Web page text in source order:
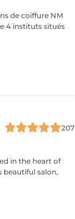
de coiffure NM
4 instituts situés
207
in the heart of